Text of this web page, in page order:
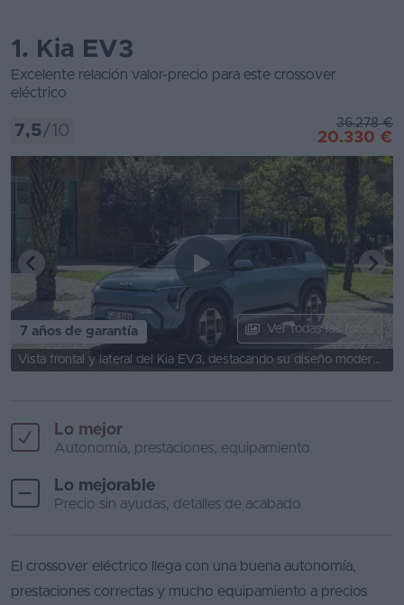
Kia EV3
Volvo EX30
1. Kia EV3
Excelente relación valor-precio para este crossover
eléctrico
7,5/10 36.278 €
20.330 €
7 años de garantía Ver todas las fotos
Lo mejor
Autonomía, prestaciones, equipamiento
Lo mejorable
Precio sin ayudas, detalles de acabado
El crossover eléctrico llega con una buena autonomía,
prestaciones correctas y mucho equipamiento a precios